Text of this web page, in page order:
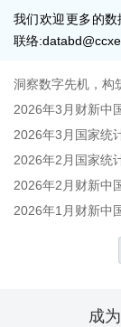
我们欢迎更多的
联络
2026年3月财新中
2026年3月国家统
2026年2月国家统
2026年2月财新中
2026年1月财新中
成